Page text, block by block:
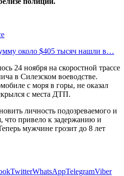
около $405 тысяч нашли в…
24 ноября на скоростной трассе
в Силезском воеводстве.
с моря в горы, не оказал
с места ДТП.
личность подозреваемого и
что привело к задержанию и
мужчине грозит до 8 лет
TwitterWhatsAppTelegramViber